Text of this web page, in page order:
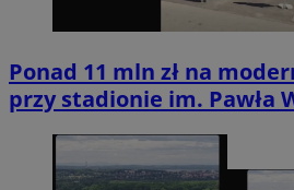
Ponad 11 mln zł na
przy stadionie im. Pawła